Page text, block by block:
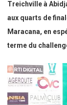
Treichville à
aux quarts de
Maracana, en
terme du